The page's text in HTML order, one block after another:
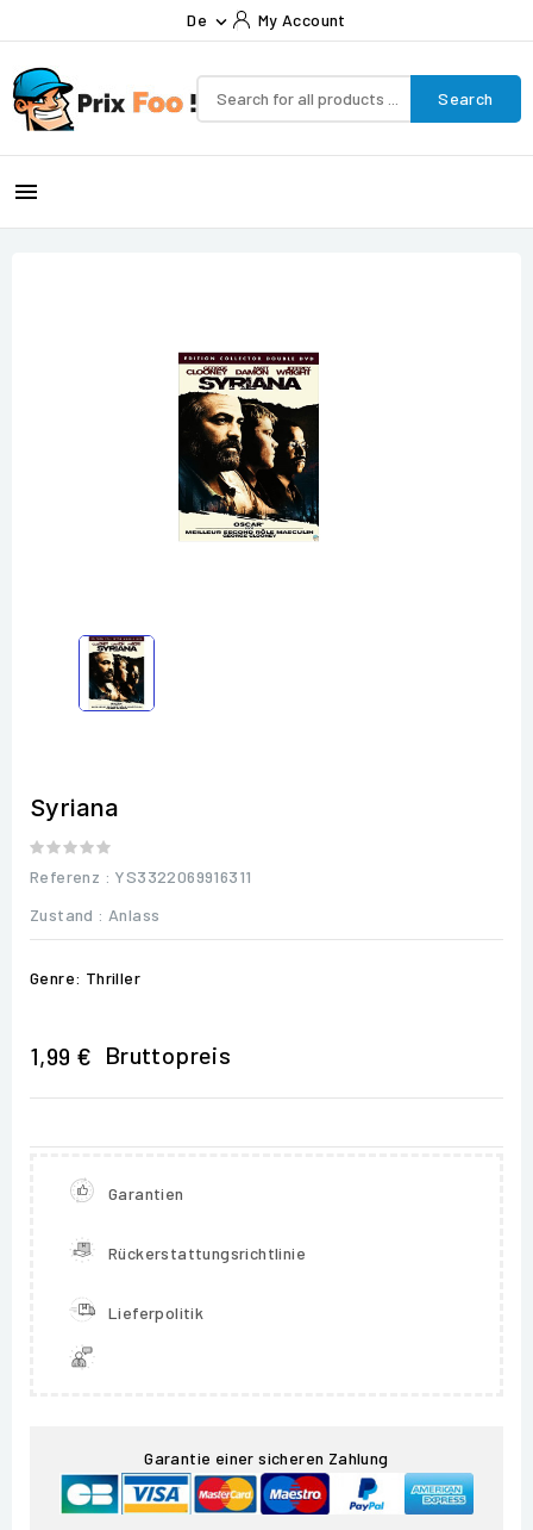
De  My Account
Search

Syriana
Referenz : YS3322069916311
Zustand : Anlass
Genre: Thriller
1,99 € Bruttopreis
Garantien
Rückerstattungsrichtlinie
Lieferpolitik
Garantie einer sicheren Zahlung